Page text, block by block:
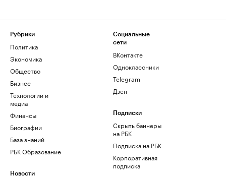
Рубрики
Политика
Экономика
Общество
Бизнес
Технологии и
медиа
Финансы
Биографии
База знаний
РБК Образование
Новости
Социальные
сети
ВКонтакте
Одноклассники
Telegram
Дзен
Подписки
Скрыть баннеры
на РБК
Подписка на РБК
Корпоративная
подписка